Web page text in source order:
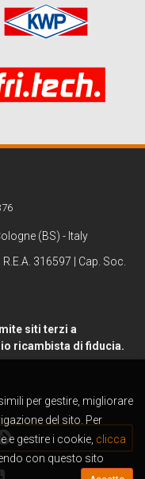
(BS) - Italy
316597 | Cap. Soc.
siti terzi a
ricambista di fiducia.
per gestire, migliorare
del sito. Per
e gestire i cookie, clicca
con questo sito